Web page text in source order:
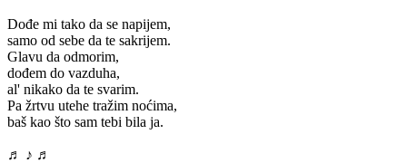
Dođe mi tako da se napijem,
samo od sebe da te sakrijem.
Glavu da odmorim,
dođem do vazduha,
al' nikako da te svarim.
Pa žrtvu utehe tražim noćima,
baš kao što sam tebi bila ja.
♬ ♪ ♬